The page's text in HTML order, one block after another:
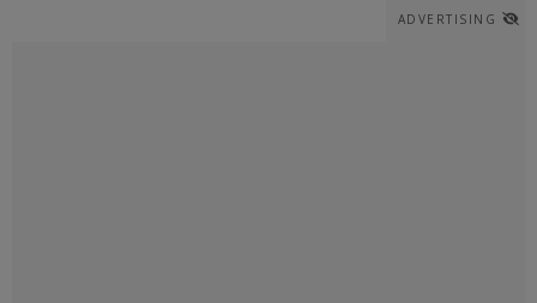
ADVERTISING